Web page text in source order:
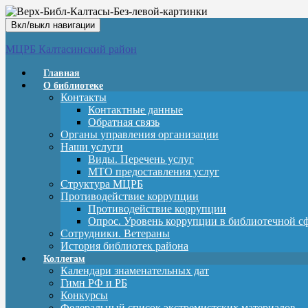
Вкл/выкл навигации
МЦРБ Калтасинский район
Главная
О библиотеке
Контакты
Контактные данные
Обратная связь
Органы управления организации
Наши услуги
Виды. Перечень услуг
МТО предоставления услуг
Структура МЦРБ
Противодействие коррупции
Противодействие коррупции
Опрос. Уровень коррупции в библиотечной
Сотрудники. Ветераны
История библиотек района
Коллегам
Календари знаменательных дат
Гимн РФ и РБ
Конкурсы